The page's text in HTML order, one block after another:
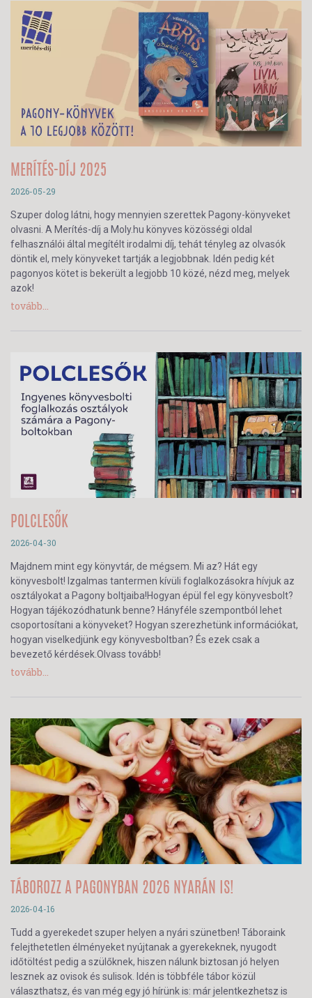
MERÍTÉS-DÍJ 2025
2026-05-29
Szuper dolog látni, hogy mennyien szerettek Pagony-könyveket
olvasni. A Merítés-díj a Moly.hu könyves közösségi oldal
felhasználói által megítélt irodalmi díj, tehát tényleg az olvasók
döntik el, mely könyveket tartják a legjobbnak. Idén pedig két
pagonyos kötet is bekerült a legjobb 10 közé, nézd meg, melyek
azok!
tovább...
POLCLESŐK
2026-04-30
Majdnem mint egy könyvtár, de mégsem. Mi az? Hát egy
könyvesbolt! Izgalmas tantermen kívüli foglalkozásokra hívjuk az
osztályokat a Pagony boltjaiba!Hogyan épül fel egy könyvesbolt?
Hogyan tájékozódhatunk benne? Hányféle szempontból lehet
csoportosítani a könyveket? Hogyan szerezhetünk információkat,
hogyan viselkedjünk egy könyvesboltban? És ezek csak a
bevezető kérdések.Olvass tovább!
tovább...
TÁBOROZZ A PAGONYBAN 2026 NYARÁN IS!
2026-04-16
Tudd a gyerekedet szuper helyen a nyári szünetben! Táboraink
felejthetetlen élményeket nyújtanak a gyerekeknek, nyugodt
időtöltést pedig a szülőknek, hiszen nálunk biztosan jó helyen
lesznek az ovisok és sulisok. Idén is többféle tábor közül
választhatsz, és van még egy jó hírünk is: már jelentkezhetsz is